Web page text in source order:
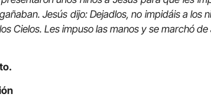
Jesús dijo: Dejadlos, no impidáis a los
Cielos. Les impuso las manos y se marchó de